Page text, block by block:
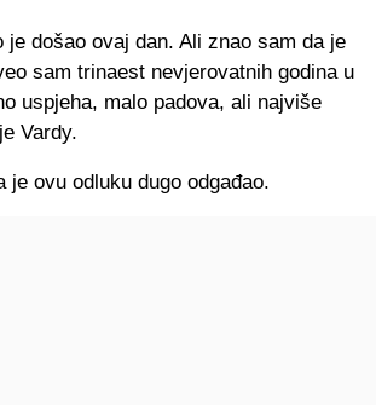
je došao ovaj dan. Ali znao sam da je
sam trinaest nevjerovatnih godina u
uspjeha, malo padova, ali najviše
Vardy.
je ovu odluku dugo odgađao.